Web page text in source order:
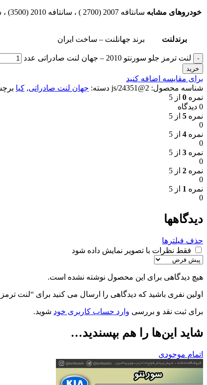
خودروهای مشابه سانتافه 2007 (2700 ) ، سانتافه 2010 (3500) ، سورنتو 2010 ، کوراندو
برندلنت برند جهانلنت – ساخت ایران
لنت ترمز جلو سورنتو 2010 – جهان لنت صادراتی عدد
خرید
برای مقایسه اضافه کنید
شناسه محصول: js/24351@2 دسته: جهان لنت صادراتی, کیا
نمره 0 از 5
0 دیدگاه
نمره 5 از 5
0
نمره 4 از 5
0
نمره 3 از 5
0
نمره 2 از 5
0
نمره 1 از 5
0
دیدگاهها
حذف فیلترها
فقط نظرات با تصویر نمایش داده شود
هیچ دیدگاهی برای این محصول نوشته نشده است.
اولین نفری باشید که دیدگاهی را ارسال می کنید برای “لنت ترمز جلو سورنتو 2010 –
برای ثبت نقد و بررسی وارد حساب کاربری خود شوید.
شاید این‌ها را هم بپسندید…
اتمام موجودی